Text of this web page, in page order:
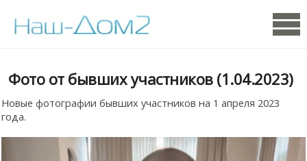
Фото от бывших участников (1.04.2023)
Новые фотографии бывших участников на 1 апреля 2023
года.